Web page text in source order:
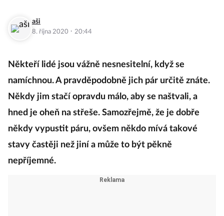
aši
8. října 2020 · 20:44
Někteří lidé jsou vážně nesnesitelní, když se
namíchnou. A pravděpodobně jich pár určitě znáte.
Někdy jim stačí opravdu málo, aby se naštvali, a
hned je oheň na střeše. Samozřejmě, že je dobře
někdy vypustit páru, ovšem někdo mívá takové
stavy častěji než jiní a může to být pěkně
nepříjemné.